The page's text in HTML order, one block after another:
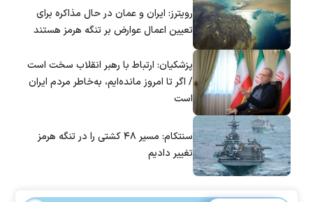
رویترز: ایران و عمان در حال مذاکره برای
تعیین اعمال عوارض بر تنگه هرمز هستند
پزشکیان: ارتباط با رهبر انقلاب سخت است
/ اگر تا امروز مانده‌ایم، به‌خاطر مردم ایران
است
سنتکام: مسیر ۴۸ کشتی را در تنگه هرمز
تغییر دادیم